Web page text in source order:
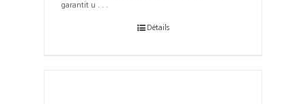
garantit u . . .
Détails